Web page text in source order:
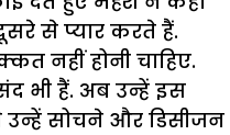
से प्यार करते हैं.
नहीं होनी चाहिए.
भी हैं. अब उन्हें इस
सोचने और डिसीजन